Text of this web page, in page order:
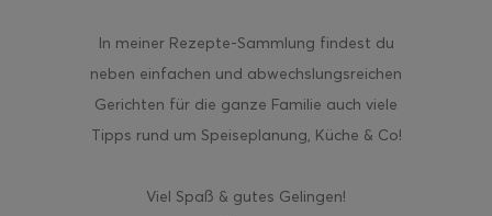
In meiner Rezepte-Sammlung findest du
neben einfachen und abwechslungsreichen
Gerichten für die ganze Familie auch viele
Tipps rund um Speiseplanung, Küche & Co!
Viel Spaß & gutes Gelingen!